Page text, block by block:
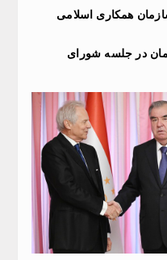
همکاری اسلامی
در جلسه شورای